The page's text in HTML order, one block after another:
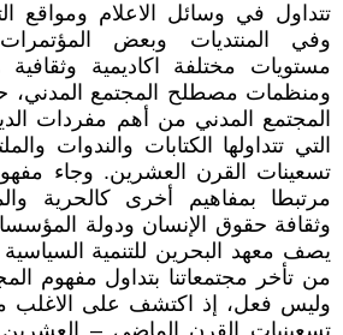
تتداول في وسائل الاعلام ومواقع
وفي المنتديات وبعض
مستويات مختلفة اكاديمية وثقافية
ومنظمات مصطلح المجتمع المدني،
المجتمع المدني من أهم مفردات
التي تتداولها الكتابات والندوات
تسعينات القرن العشرين. وجاء
مرتبطا بمفاهيم أخرى كالحرية
وثقافة حقوق الإنسان ودولة
يصف معهد البحرين للتنمية
من تأخر مجتمعاتنا بتداول مفهوم
وليس فعل، إذ اكتشف على الاغلب مع